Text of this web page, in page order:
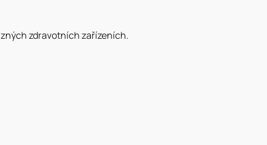
zdravotních zařízeních.